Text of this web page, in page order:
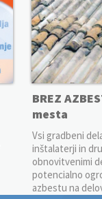
BREZ
mesta
Vsi gradbeni
inštalaterji in
obnovitvenimi
potencialno
azbestu na